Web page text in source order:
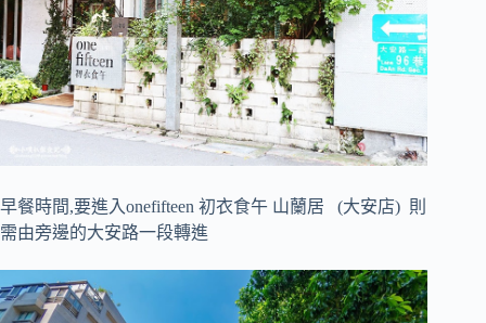
早餐時間,要進入onefifteen 初衣食午 山蘭居 (大安店) 則
需由旁邊的大安路一段轉進